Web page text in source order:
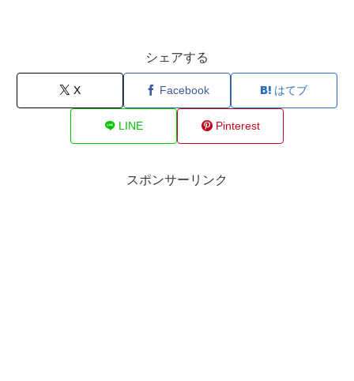
シェアする
X Facebook はてブ
LINE Pinterest
スポンサーリンク